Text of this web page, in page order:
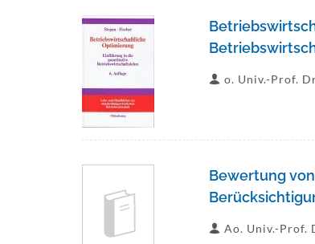
o. Univ.-Prof.
Bewertung
Ao. Univ.-Prof.